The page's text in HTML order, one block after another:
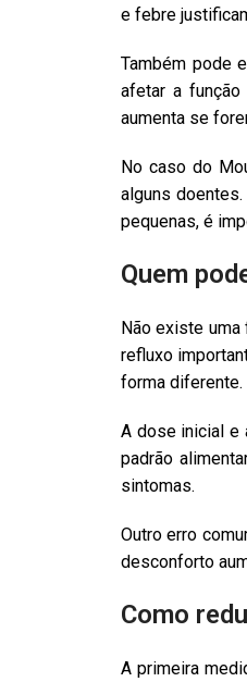
e febre
Também pode
afetar a
aumenta se
No caso do
alguns
pequenas, é
Quem
Não existe
refluxo
forma diferente.
A dose inicial e
padrão
sintomas.
Outro erro
desconforto
Como
A primeira